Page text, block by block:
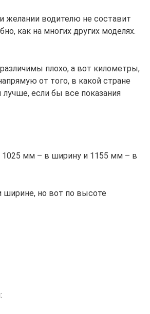
желании водителю не составит
как на многих других моделях.
плохо, а вот километры,
от того, в какой стране
если бы все показания
1025 мм – в ширину и 1155 мм – в
ширине, но вот по высоте